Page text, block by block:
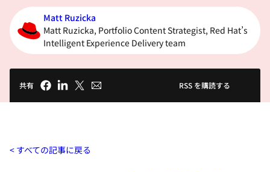
Matt Ruzicka
Matt Ruzicka, Portfolio Content Strategist, Red Hat’s
Intelligent Experience Delivery team
共有 RSS を購読する
すべての記事に戻る